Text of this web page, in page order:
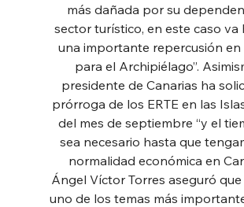
más dañada por su
sector turístico, en este caso va
una importante repercusión
para el Archipiélago”.
presidente de Canarias ha
prórroga de los ERTE en las
del mes de septiembre “y el
sea necesario hasta que
normalidad económica en
Ángel Víctor Torres aseguró que
uno de los temas más